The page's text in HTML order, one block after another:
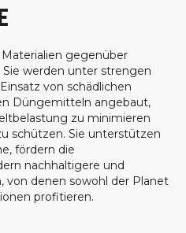
gegenüber
werden unter strengen
von schädlichen
Düngemitteln angebaut,
zu minimieren
schützen. Sie unterstützen
fördern die
nachhaltigere und
von denen sowohl der Planet
profitieren.